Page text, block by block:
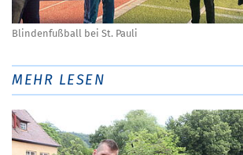
Blindenfußball bei St. Pauli
MEHR LESEN